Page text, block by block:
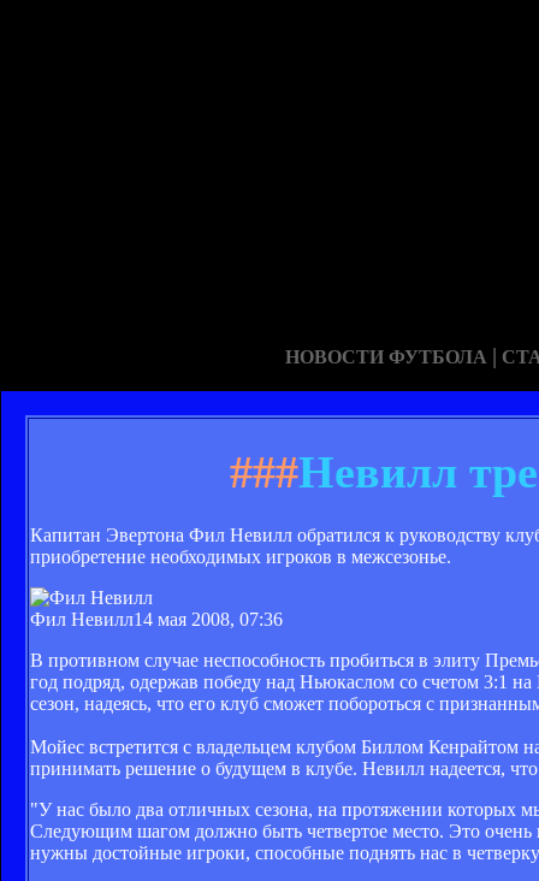
НОВОСТИ ФУТБОЛА |
###Невилл
Капитан Эвертона Фил Невилл обратился к руководству
приобретение необходимых игроков в межсезонье.
Фил Невилл14 мая 2008, 07:36
В противном случае неспособность пробиться в элиту
год подряд, одержав победу над Ньюкаслом со счетом 3:1
сезон, надеясь, что его клуб сможет побороться с
Мойес встретится с владельцем клубом Биллом Кенрайтом
принимать решение о будущем в клубе. Невилл надеется,
"У нас было два отличных сезона, на протяжении которых
Следующим шагом должно быть четвертое место. Это очень
нужны достойные игроки, способные поднять нас в